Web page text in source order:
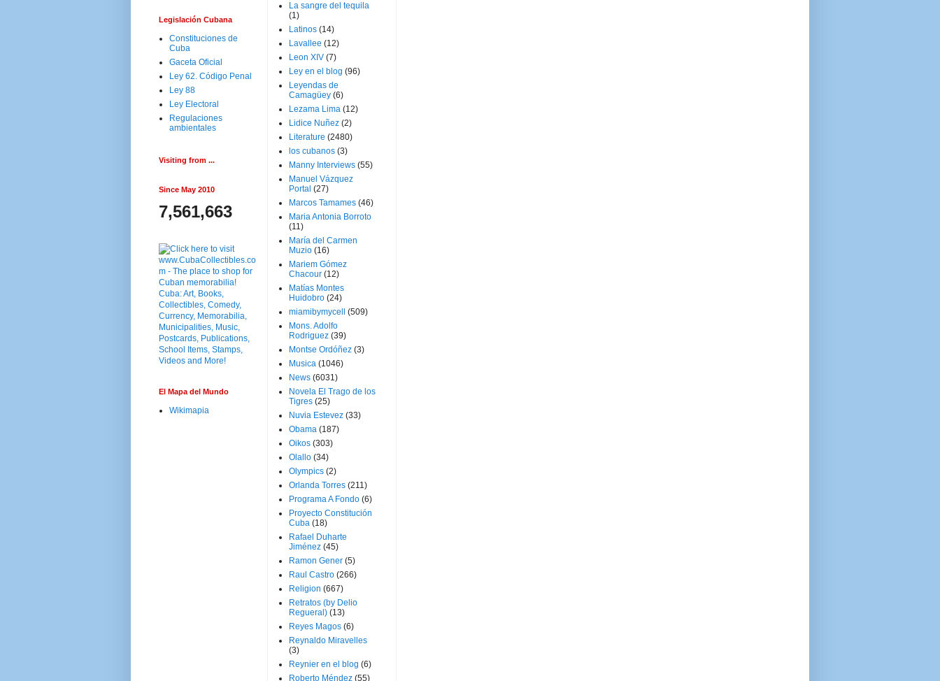
Legislación Cubana
Constituciones de
Cuba
Gaceta Oficial
Ley 62. Código Penal
Ley 88
Ley Electoral
Regulaciones
ambientales
Visiting from ...
Since May 2010
7,561,663
El Mapa del Mundo
Wikimapia
La sangre del tequila
(1)
Latinos (14)
Lavallee (12)
Leon XIV (7)
Ley en el blog (96)
Leyendas de
Camagüey (6)
Lezama Lima (12)
Lidice Nuñez (2)
Literature (2480)
los cubanos (3)
Manny Interviews (55)
Manuel Vázquez
Portal (27)
Marcos Tamames (46)
Maria Antonia Borroto
(11)
María del Carmen
Muzio (16)
Mariem Gómez
Chacour (12)
Matías Montes
Huidobro (24)
miamibymycell
(509)
Mons. Adolfo
Rodriguez (39)
Montse Ordóñez (3)
Musica (1046)
News (6031)
Novela El Trago de los
Tigres (25)
Nuvia Estevez (33)
Obama (187)
Oikos (303)
Olallo (34)
Olympics (2)
Orlanda Torres (211)
Programa A Fondo (6)
Proyecto Constitución
Cuba (18)
Rafael Duharte
Jiménez (45)
Ramon Gener (5)
Raul Castro (266)
Religion (667)
Retratos (by Delio
Regueral) (13)
Reyes Magos (6)
Reynaldo Miravelles
(3)
Reynier en el blog (6)
Roberto Méndez (55)